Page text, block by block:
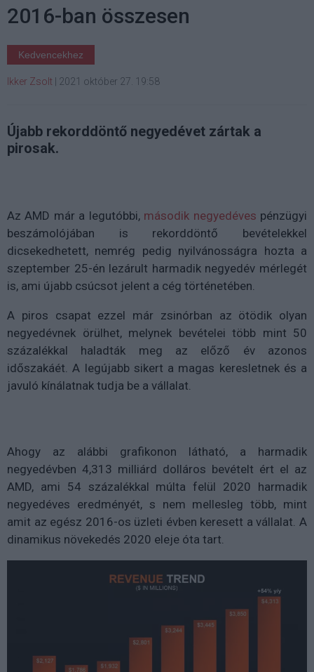
2016-ban összesen
Kedvencekhez
Ikker Zsolt 2021 október 27. 19:58
Újabb rekorddöntő negyedévet zártak a
pirosak.
Az AMD már a legutóbbi, második negyedéves pénzügyi
beszámolójában is rekorddöntő bevételekkel
dicsekedhetett, nemrég pedig nyilvánosságra hozta a
szeptember 25-én lezárult harmadik negyedév mérlegét
is, ami újabb csúcsot jelent a cég történetében.
A piros csapat ezzel már zsinórban az ötödik olyan
negyedévnek örülhet, melynek bevételei több mint 50
százalékkal haladták meg az előző év azonos
időszakáét. A legújabb sikert a magas keresletnek és a
javuló kínálatnak tudja be a vállalat.
Ahogy az alábbi grafikonon látható, a harmadik
negyedévben 4,313 milliárd dolláros bevételt ért el az
AMD, ami 54 százalékkal múlta felül 2020 harmadik
negyedéves eredményét, s nem mellesleg több, mint
amit az egész 2016-os üzleti évben keresett a vállalat. A
dinamikus növekedés 2020 eleje óta tart.